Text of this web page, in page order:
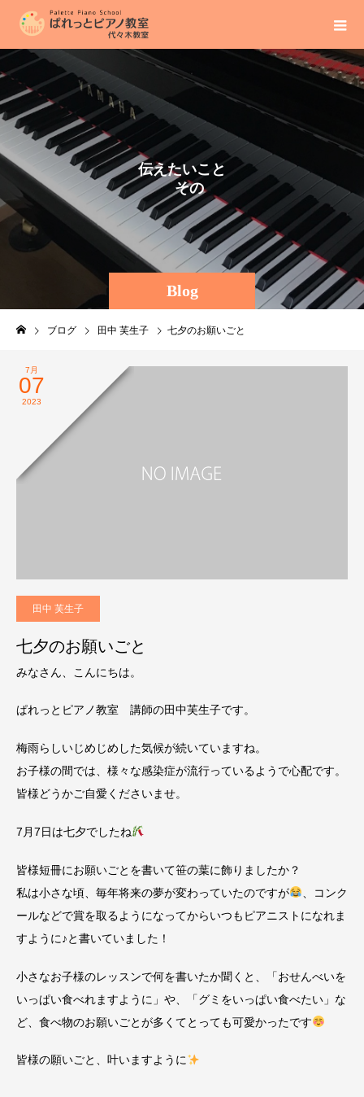
Blog
伝えたいこ と
そのまま
ブログ 田中 芙生子 七夕のお願いごと
7月
07
2023
田中 芙生子
七夕のお願いごと
みなさん、こんにちは。
ぱれっとピアノ教室 講師の田中芙生子です。
梅雨らしいじめじめした気候が続いていますね。
お子様の間では、様々な感染症が流行っているようで心配です。
皆様どうかご自愛くださいませ。
7月7日は七夕でしたね
皆様短冊にお願いごとを書いて笹の葉に飾りましたか？
私は小さな頃、毎年将来の夢が変わっていたのですが
、コンク
ールなどで賞を取るようになってからいつもピアニストになれま
すように♪と書いていました！
小さなお子様のレッスンで何を書いたか聞くと、「おせんべいを
いっぱい食べれますように」や、「グミをいっぱい食べたい」な
ど、食べ物のお願いごとが多くてとっても可愛かったです
皆様の願いごと、叶いますように